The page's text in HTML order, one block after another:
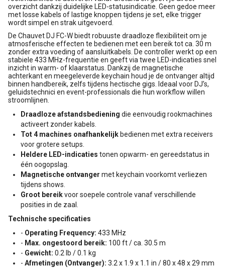
overzicht dankzij duidelijke LED-statusindicatie. Geen gedoe meer
met losse kabels of lastige knoppen tijdens je set, elke trigger
wordt simpel en strak uitgevoerd.
De Chauvet DJ FC-W biedt robuuste draadloze flexibiliteit om je
atmosferische effecten te bedienen met een bereik tot ca. 30 m
zonder extra voeding of aansluitkabels. De controller werkt op een
stabiele 433 MHz-frequentie en geeft via twee LED-indicaties snel
inzicht in warm- of klaarstatus. Dankzij de magnetische
achterkant en meegeleverde keychain houd je de ontvanger altijd
binnen handbereik, zelfs tijdens hectische gigs. Ideaal voor DJ’s,
geluidstechnici en event-professionals die hun workflow willen
stroomlijnen.
Draadloze afstandsbediening die eenvoudig rookmachines
activeert zonder kabels.
Tot 4 machines onafhankelijk bedienen met extra receivers
voor grotere setups.
Heldere LED-indicaties tonen opwarm- en gereedstatus in
één oogopslag.
Magnetische ontvanger met keychain voorkomt verliezen
tijdens shows.
Groot bereikvoor soepele controle vanaf verschillende
posities in de zaal.
Technische specificaties
- Operating Frequency: 433 MHz
- Max. ongestoord bereik: 100 ft / ca. 30.5 m
- Gewicht: 0.2 lb / 0.1 kg
- Afmetingen (Ontvanger): 3.2 x 1.9 x 1.1 in / 80 x 48 x 29 mm